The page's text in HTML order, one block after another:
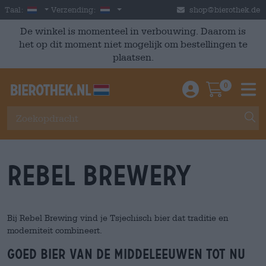
Skip to main content
Taal: Dutch
Verzending: Nederland shop@bierothek.de
De winkel is momenteel in verbouwing. Daarom is
het op dit moment niet mogelijk om bestellingen te
plaatsen.
Einloggen /
0
Rebel Brewery
Bij Rebel Brewing vind je Tsjechisch bier dat traditie en
moderniteit combineert.
Goed bier van de middeleeuwen tot nu